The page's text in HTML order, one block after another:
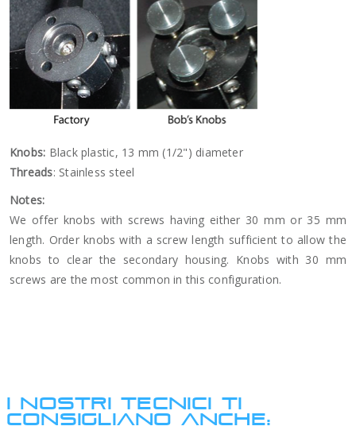
Knobs: Black plastic, 13 mm (1/2") diameter
Threads: Stainless steel
Notes:
We offer knobs with screws having either 30 mm or 35 mm
length. Order knobs with a screw length sufficient to allow the
knobs to clear the secondary housing. Knobs with 30 mm
screws are the most common in this configuration.
I NOSTRI TECNICI TI
CONSIGLIANO ANCHE: